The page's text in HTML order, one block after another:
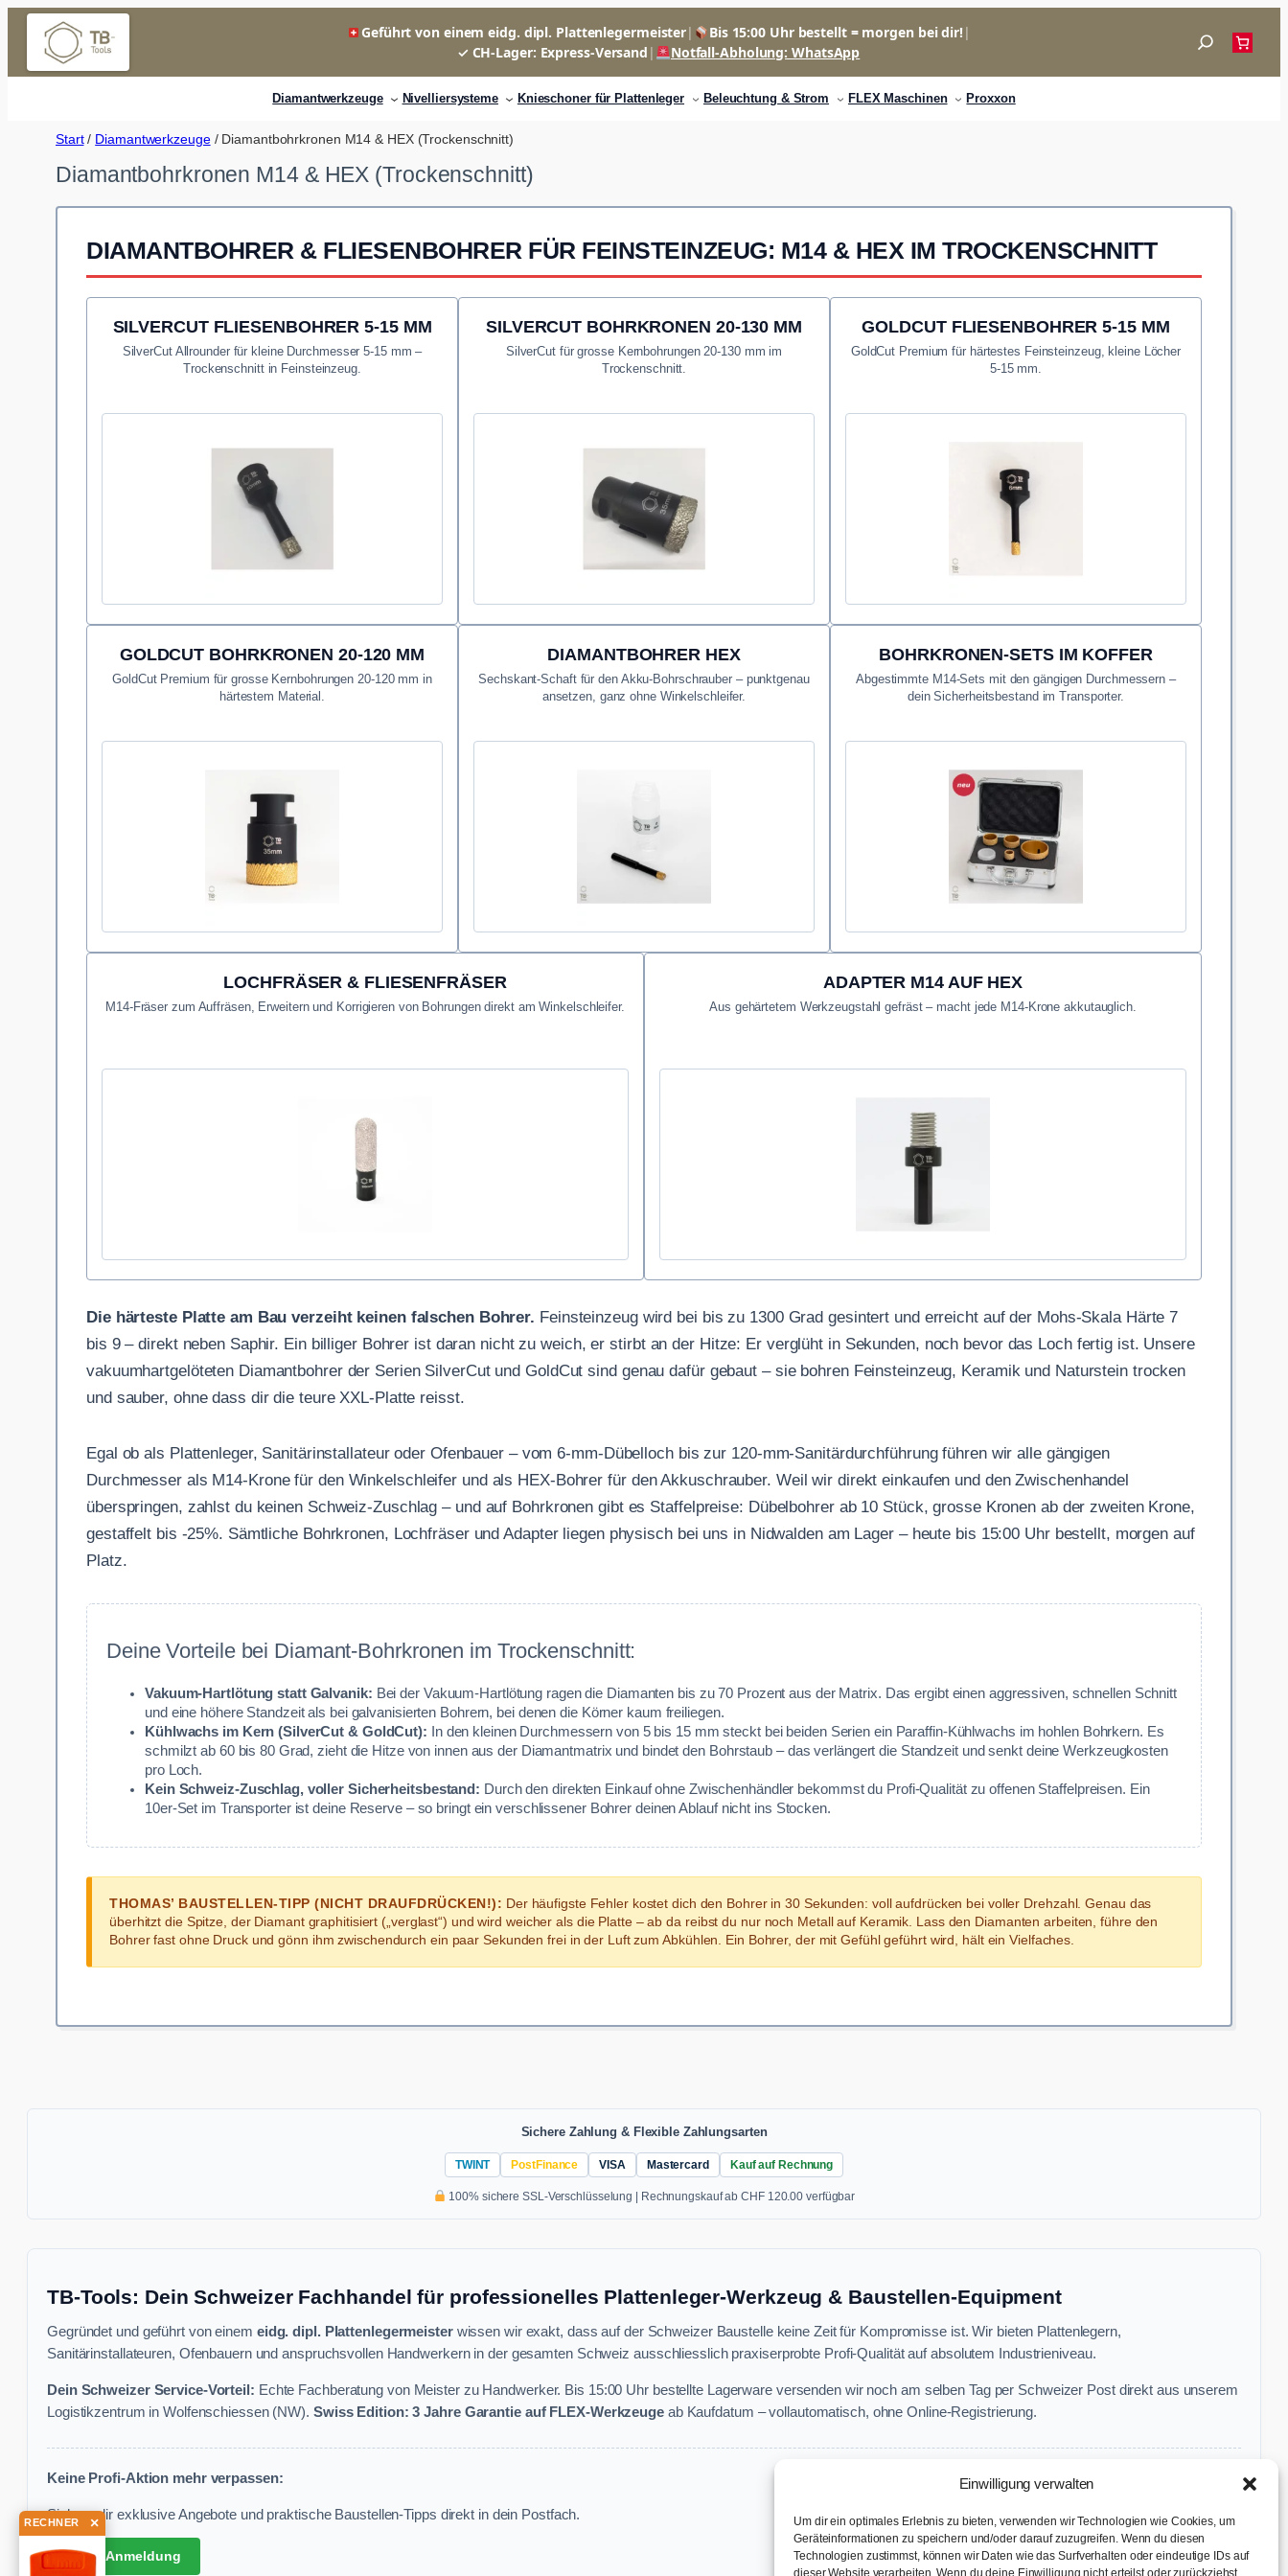
Einwilligung verwalten
Um dir ein optimales Erlebnis zu bieten, verwenden wir Technologien wie Cookies, um
Geräteinformationen zu speichern und/oder darauf zuzugreifen. Wenn du diesen
Technologien zustimmst, können wir Daten wie das Surfverhalten oder eindeutige IDs auf
dieser Website verarbeiten. Wenn du deine Einwilligung nicht erteilst oder zurückziehst,
Zum
springen
Geführt von einem eidg. dipl. Plattenlegermeister| Bis 15:00 Uhr bestellt = morgen bei dir!|
✓ CH-Lager: Express-Versand | Notfall-Abholung: WhatsApp
Suchen
Diamantwerkzeuge Nivelliersysteme Knieschoner für Plattenleger Beleuchtung & Strom FLEX Maschinen Proxxon
Start/ Diamantwerkzeuge/ Diamantbohrkronen M14 & HEX (Trockenschnitt)
Diamantbohrkronen M14 & HEX (Trockenschnitt)
DIAMANTBOHRER & FLIESENBOHRER FÜR FEINSTEINZEUG: M14 & HEX IM TROCKENSCHNITT
SILVERCUT FLIESENBOHRER 5-15 MM
SilverCut Allrounder für kleine Durchmesser 5-15 mm –
Trockenschnitt in Feinsteinzeug.
SILVERCUT BOHRKRONEN 20-130 MM
SilverCut für grosse Kernbohrungen 20-130 mm im
Trockenschnitt.
GOLDCUT FLIESENBOHRER 5-15 MM
GoldCut Premium für härtestes Feinsteinzeug, kleine Löcher
5-15 mm.
GOLDCUT BOHRKRONEN 20-120 MM
GoldCut Premium für grosse Kernbohrungen 20-120 mm in
härtestem Material.
DIAMANTBOHRER HEX
Sechskant-Schaft für den Akku-Bohrschrauber – punktgenau
ansetzen, ganz ohne Winkelschleifer.
BOHRKRONEN-SETS IM KOFFER
Abgestimmte M14-Sets mit den gängigen Durchmessern –
dein Sicherheitsbestand im Transporter.
LOCHFRÄSER & FLIESENFRÄSER
M14-Fräser zum Auffräsen, Erweitern und Korrigieren von Bohrungen direkt am Winkelschleifer.
ADAPTER M14 AUF HEX
Aus gehärtetem Werkzeugstahl gefräst – macht jede M14-Krone akkutauglich.
Die härteste Platte am Bau verzeiht keinen falschen Bohrer. Feinsteinzeug wird bei bis zu 1300 Grad gesintert und erreicht auf der Mohs-Skala Härte 7
bis 9 – direkt neben Saphir. Ein billiger Bohrer ist daran nicht zu weich, er stirbt an der Hitze: Er verglüht in Sekunden, noch bevor das Loch fertig ist. Unsere
vakuumhartgelöteten Diamantbohrer der Serien SilverCut und GoldCut sind genau dafür gebaut – sie bohren Feinsteinzeug, Keramik und Naturstein trocken
und sauber, ohne dass dir die teure XXL-Platte reisst.
Egal ob als Plattenleger, Sanitärinstallateur oder Ofenbauer – vom 6-mm-Dübelloch bis zur 120-mm-Sanitärdurchführung führen wir alle gängigen
Durchmesser als M14-Krone für den Winkelschleifer und als HEX-Bohrer für den Akkuschrauber. Weil wir direkt einkaufen und den Zwischenhandel
überspringen, zahlst du keinen Schweiz-Zuschlag – und auf Bohrkronen gibt es Staffelpreise: Dübelbohrer ab 10 Stück, grosse Kronen ab der zweiten Krone,
gestaffelt bis -25%. Sämtliche Bohrkronen, Lochfräser und Adapter liegen physisch bei uns in Nidwalden am Lager – heute bis 15:00 Uhr bestellt, morgen auf
Platz.
Deine Vorteile bei Diamant-Bohrkronen im Trockenschnitt:
Vakuum-Hartlötung statt Galvanik: Bei der Vakuum-Hartlötung ragen die Diamanten bis zu 70 Prozent aus der Matrix. Das ergibt einen aggressiven, schnellen Schnitt
und eine höhere Standzeit als bei galvanisierten Bohrern, bei denen die Körner kaum freiliegen.
Kühlwachs im Kern (SilverCut & GoldCut): In den kleinen Durchmessern von 5 bis 15 mm steckt bei beiden Serien ein Paraffin-Kühlwachs im hohlen Bohrkern. Es
schmilzt ab 60 bis 80 Grad, zieht die Hitze von innen aus der Diamantmatrix und bindet den Bohrstaub – das verlängert die Standzeit und senkt deine Werkzeugkosten
pro Loch.
Kein Schweiz-Zuschlag, voller Sicherheitsbestand: Durch den direkten Einkauf ohne Zwischenhändler bekommst du Profi-Qualität zu offenen Staffelpreisen. Ein
10er-Set im Transporter ist deine Reserve – so bringt ein verschlissener Bohrer deinen Ablauf nicht ins Stocken.
THOMAS’ BAUSTELLEN-TIPP (NICHT DRAUFDRÜCKEN!): Der häufigste Fehler kostet dich den Bohrer in 30 Sekunden: voll aufdrücken bei voller Drehzahl. Genau das
überhitzt die Spitze, der Diamant graphitisiert („verglast“) und wird weicher als die Platte – ab da reibst du nur noch Metall auf Keramik. Lass den Diamanten arbeiten, führe den
Bohrer fast ohne Druck und gönn ihm zwischendurch ein paar Sekunden frei in der Luft zum Abkühlen. Ein Bohrer, der mit Gefühl geführt wird, hält ein Vielfaches.
Sichere Zahlung & Flexible Zahlungsarten
TWINT PostFinance VISA Mastercard Kauf auf Rechnung
100% sichere SSL-Verschlüsselung | Rechnungskauf ab CHF 120.00 verfügbar
TB-Tools: Dein Schweizer Fachhandel für professionelles Plattenleger-Werkzeug & Baustellen-Equipment
Gegründet und geführt von einem eidg. dipl. Plattenlegermeisterwissen wir exakt, dass auf der Schweizer Baustelle keine Zeit für Kompromisse ist. Wir bieten Plattenlegern,
Sanitärinstallateuren, Ofenbauern und anspruchsvollen Handwerkern in der gesamten Schweiz ausschliesslich praxiserprobte Profi-Qualität auf absolutem Industrieniveau.
Dein Schweizer Service-Vorteil: Echte Fachberatung von Meister zu Handwerker. Bis 15:00 Uhr bestellte Lagerware versenden wir noch am selben Tag per Schweizer Post direkt aus unserem
Logistikzentrum in Wolfenschiessen (NW). Swiss Edition: 3 Jahre Garantie auf FLEX-Werkzeugeab Kaufdatum – vollautomatisch, ohne Online-Registrierung.
Keine Profi-Aktion mehr verpassen:
Sichere dir exklusive Angebote und praktische Baustellen-Tipps direkt in dein Postfach.
✉ Zur Anmeldung
RECHNER ×